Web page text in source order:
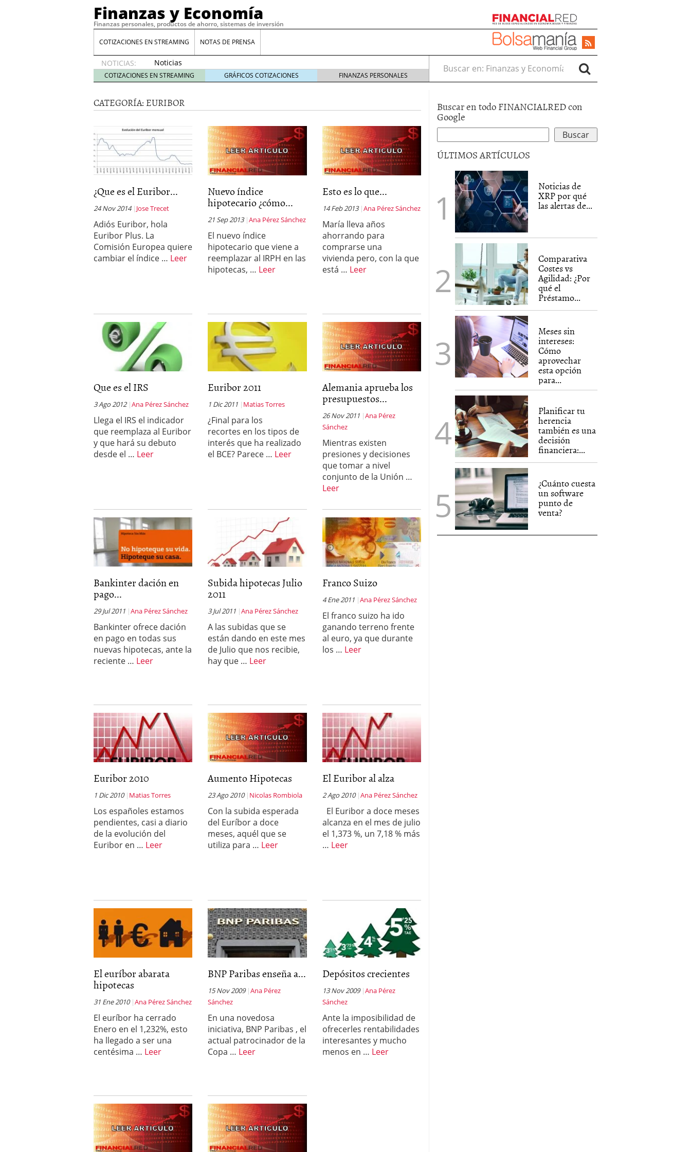
Finanzas y Economía
Finanzas personales, productos de ahorro, sistemas de inversión
COTIZACIONES EN STREAMING NOTAS DE PRENSA
NOTICIAS:
Noticias
de XRP
por qué
alertas
de
whales
suelen
llegar
tarde 16
de abril
de 2026
Comparativa Costes vs Agilidad: ¿Por qué el Préstamo Promotor privado
acelera la rentabilidad? 12 de diciembre de 2025
Meses sin intereses: Cómo aprovechar esta opción para gestionar tus
24 de noviembre de 2025
Planificar tu herencia también es una decisión financiera: cómo anticiparte
a los costes
21 de noviembre de 2025
¿Cuánto cuesta un software punto de venta?
3 de octubre de 2025
COTIZACIONES EN STREAMING GRÁFICOS COTIZACIONES FINANZAS PERSONALES
Buscar en:
CATEGORÍA: EURIBOR
¿Que es el Euribor...
24 Nov 2014 Jose Trecet
Adiós Euribor, hola
Euribor Plus. La
Comisión Europea quiere
cambiar el índice … Leer
Nuevo índice
hipotecario ¿cómo...
21 Sep 2013 Ana Pérez Sánchez
El nuevo índice
hipotecario que viene a
reemplazar al IRPH en las
hipotecas, … Leer
Esto es lo que...
14 Feb 2013 Ana Pérez Sánchez
María lleva años
ahorrando para
comprarse una
vivienda pero, con la que
está … Leer
Que es el IRS
3 Ago 2012 Ana Pérez Sánchez
Llega el IRS el indicador
que reemplaza al Euribor
y que hará su debuto
desde el … Leer
Euribor 2011
1 Dic 2011 Matias Torres
¿Final para los
recortes en los tipos de
interés que ha realizado
el BCE? Parece … Leer
Alemania aprueba los
presupuestos...
26 Nov 2011 Ana Pérez
Sánchez
Mientras existen
presiones y decisiones
que tomar a nivel
conjunto de la Unión …
Leer
Bankinter dación en
pago...
29 Jul 2011 Ana Pérez Sánchez
Bankinter ofrece dación
en pago en todas sus
nuevas hipotecas, ante la
reciente … Leer
Subida hipotecas Julio
2011
3 Jul 2011 Ana Pérez Sánchez
A las subidas que se
están dando en este mes
de Julio que nos recibie,
hay que … Leer
Franco Suizo
4 Ene 2011 Ana Pérez Sánchez
El franco suizo ha ido
ganando terreno frente
al euro, ya que durante
los … Leer
Euribor 2010
1 Dic 2010 Matias Torres
Los españoles estamos
pendientes, casi a diario
de la evolución del
Euribor en … Leer
Aumento Hipotecas
23 Ago 2010 Nicolas Rombiola
Con la subida esperada
del Euríbor a doce
meses, aquél que se
utiliza para … Leer
El Euribor al alza
2 Ago 2010 Ana Pérez Sánchez
El Euribor a doce meses
alcanza en el mes de julio
el 1,373 %, un 7,18 % más
… Leer
El euríbor abarata
hipotecas
31 Ene 2010 Ana Pérez Sánchez
El euríbor ha cerrado
Enero en el 1,232%, esto
ha llegado a ser una
centésima … Leer
BNP Paribas enseña a...
15 Nov 2009 Ana Pérez
Sánchez
En una novedosa
iniciativa, BNP Paribas , el
actual patrocinador de la
Copa … Leer
Depósitos crecientes
13 Nov 2009 Ana Pérez
Sánchez
Ante la imposibilidad de
ofrecerles rentabilidades
interesantes y mucho
menos en … Leer
Buscar en todo FINANCIALRED con
Google
ÚLTIMOS ARTÍCULOS
Noticias de
XRP por qué
las alertas de...
Comparativa
Costes vs
Agilidad: ¿Por
qué el
Préstamo...
Meses sin
intereses:
Cómo
aprovechar
esta opción
para...
Planificar tu
herencia
también es una
decisión
financiera:...
¿Cuánto cuesta
un software
punto de
venta?